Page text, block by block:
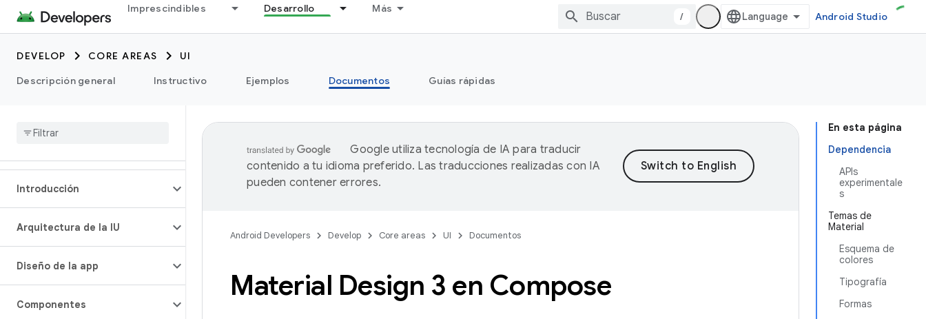
Imprescindibles Desarrollo Más
/ Android Studio
DEVELOP CORE AREAS
UI
Descripción general
Instructivo Ejemplos Documentos Guías rápidas
Introducción
Arquitectura de la IU
Diseño de la app
Componentes
En esta página
Dependencia
APIs
experimentale
s
Temas de
Material
Esquema de
colores
Tipografía
Formas
Google utiliza tecnología de IA para traducir
contenido a tu idioma preferido. Las traducciones realizadas con IA
pueden contener errores.
Android Developers Develop Core areas UI Documentos
Material Design 3 en Compose